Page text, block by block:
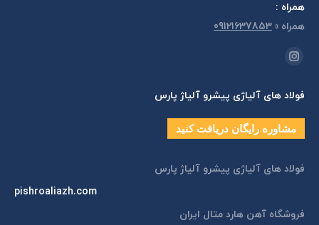
همراه :
همراه »
09121637853
مارا در اینجا پیدا کنید:
اینستاگرام
opens
in
new
فولاد های آلیاژی پیشرو آلیاژ پارس
مشاوره رایگان دریافت کنید
فولاد های آلیاژی پیشرو آلیاژ پارس
pishroaliazh.com
فروشگاه آهن هارد متال ایران